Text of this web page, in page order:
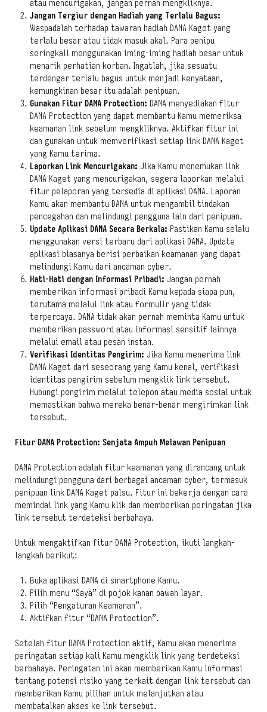
atau mencurigakan, jangan pernah mengkliknya.
Jangan Tergiur dengan Hadiah yang Terlalu Bagus:
Waspadalah terhadap tawaran hadiah DANA Kaget yang
terlalu besar atau tidak masuk akal. Para penipu
seringkali menggunakan iming-iming hadiah besar untuk
menarik perhatian korban. Ingatlah, jika sesuatu
terdengar terlalu bagus untuk menjadi kenyataan,
kemungkinan besar itu adalah penipuan.
Gunakan Fitur DANA Protection: DANA menyediakan fitur
DANA Protection yang dapat membantu Kamu memeriksa
keamanan link sebelum mengkliknya. Aktifkan fitur ini
dan gunakan untuk memverifikasi setiap link DANA Kaget
yang Kamu terima.
Laporkan Link Mencurigakan: Jika Kamu menemukan link
DANA Kaget yang mencurigakan, segera laporkan melalui
fitur pelaporan yang tersedia di aplikasi DANA. Laporan
Kamu akan membantu DANA untuk mengambil tindakan
pencegahan dan melindungi pengguna lain dari penipuan.
Update Aplikasi DANA Secara Berkala: Pastikan Kamu selalu
menggunakan versi terbaru dari aplikasi DANA. Update
aplikasi biasanya berisi perbaikan keamanan yang dapat
melindungi Kamu dari ancaman cyber.
Hati-Hati dengan Informasi Pribadi: Jangan pernah
memberikan informasi pribadi Kamu kepada siapa pun,
terutama melalui link atau formulir yang tidak
terpercaya. DANA tidak akan pernah meminta Kamu untuk
memberikan password atau informasi sensitif lainnya
melalui email atau pesan instan.
Verifikasi Identitas Pengirim: Jika Kamu menerima link
DANA Kaget dari seseorang yang Kamu kenal, verifikasi
identitas pengirim sebelum mengklik link tersebut.
Hubungi pengirim melalui telepon atau media sosial untuk
memastikan bahwa mereka benar-benar mengirimkan link
tersebut.
Fitur DANA Protection: Senjata Ampuh Melawan Penipuan
DANA Protection adalah fitur keamanan yang dirancang untuk
melindungi pengguna dari berbagai ancaman cyber, termasuk
penipuan link DANA Kaget palsu. Fitur ini bekerja dengan cara
memindai link yang Kamu klik dan memberikan peringatan jika
link tersebut terdeteksi berbahaya.
Untuk mengaktifkan fitur DANA Protection, ikuti langkah-
langkah berikut:
Buka aplikasi DANA di smartphone Kamu.
Pilih menu “Saya” di pojok kanan bawah layar.
Pilih “Pengaturan Keamanan”.
Aktifkan fitur “DANA Protection”.
Setelah fitur DANA Protection aktif, Kamu akan menerima
peringatan setiap kali Kamu mengklik link yang terdeteksi
berbahaya. Peringatan ini akan memberikan Kamu informasi
tentang potensi risiko yang terkait dengan link tersebut dan
memberikan Kamu pilihan untuk melanjutkan atau
membatalkan akses ke link tersebut.